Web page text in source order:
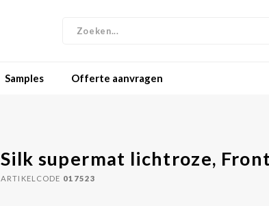
Samples Offerte aanvragen
Silk supermat lichtroze,
ARTIKELCODE 017523